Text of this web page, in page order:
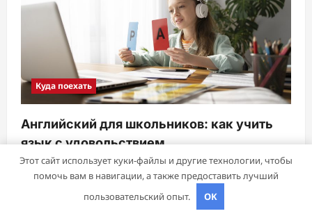
Куда поехать
Английский для школьников: как учить
язык с удовольствием
sib_ecometal 18 августа 2025
Этот сайт использует куки-файлы и другие технологии, чтобы
помочь вам в навигации, а также предоставить лучший
пользовательский опыт.
OK